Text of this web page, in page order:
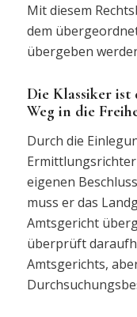
Mit diesem
dem
übergeben
Die Klassiker
Weg in die
Durch die
eigenen
muss er das
Amtsgericht
überprüft
Amtsgerichts,